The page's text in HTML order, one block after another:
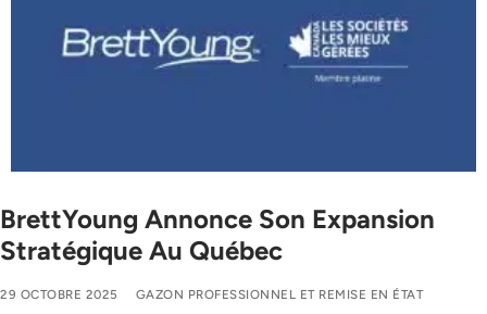
BrettYoung Annonce Son Expansion
Stratégique Au Québec
29 OCTOBRE 2025 GAZON PROFESSIONNEL ET REMISE EN ÉTAT